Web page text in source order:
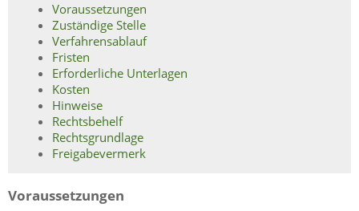
Voraussetzungen
Zuständige Stelle
Verfahrensablauf
Fristen
Erforderliche Unterlagen
Kosten
Hinweise
Rechtsbehelf
Rechtsgrundlage
Freigabevermerk
Voraussetzungen